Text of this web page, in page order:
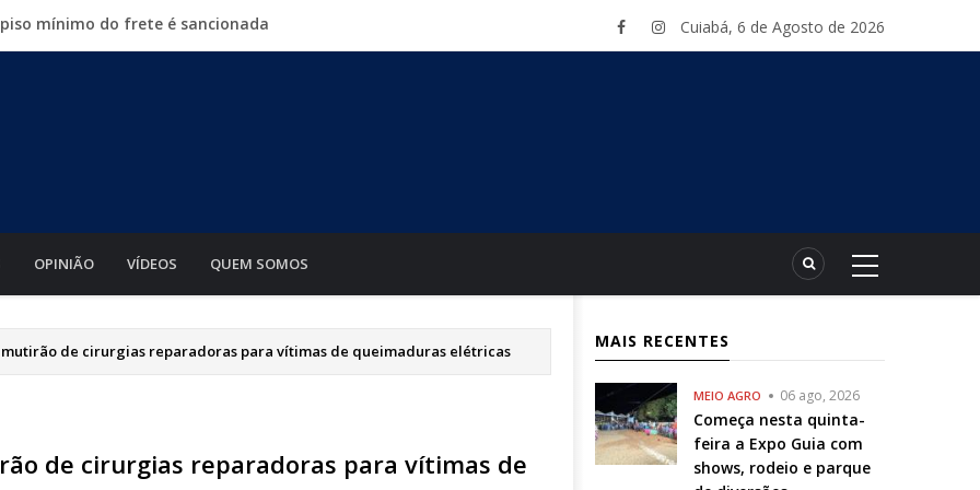
mínimo do frete é sancionada
Guia com shows, rodeio e parque de diversões
a Expolucas em Lucas do Rio Verde
Cuiabá, 6 de Agosto de 2026
OPINIÃO VÍDEOS QUEM SOMOS
de cirurgias reparadoras para vítimas de queimaduras elétricas
de cirurgias reparadoras para vítimas de
MAIS RECENTES
MEIO AGRO 06 ago, 2026
Começa nesta quinta-
feira a Expo Guia com
shows, rodeio e parque